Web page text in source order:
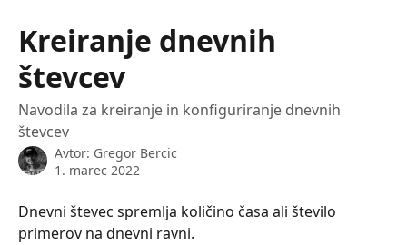
Kreiranje dnevnih
števcev
Navodila za kreiranje in konfiguriranje dnevnih
števcev
Avtor: Gregor Bercic
1. marec 2022
Dnevni števec spremlja količino časa ali število
primerov na dnevni ravni.